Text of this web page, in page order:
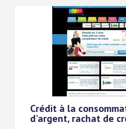
Crédit à la
d'argent, rachat de